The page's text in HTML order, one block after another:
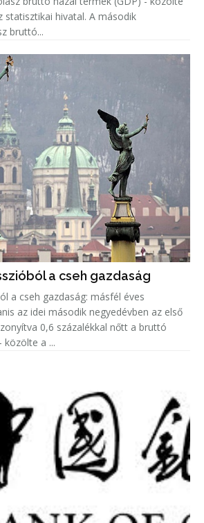
hivatal. A második
bruttó...
a cseh gazdaság
a cseh gazdaság: másfél éves
az idei második negyedévben az első
0,6 százalékkal nőtt a bruttó
közölte a ...